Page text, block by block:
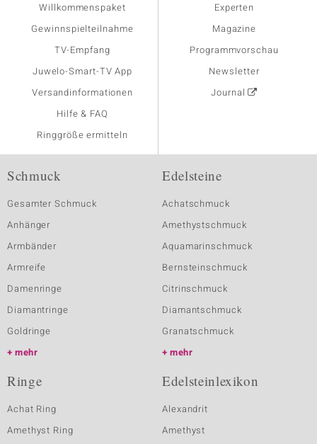
Willkommenspaket
Gewinnspielteilnahme
TV-Empfang
Juwelo-Smart-TV App
Versandinformationen
Hilfe & FAQ
Ringgröße ermitteln
Experten
Magazine
Programmvorschau
Newsletter
Journal
Schmuck
Gesamter Schmuck
Anhänger
Armbänder
Armreife
Damenringe
Diamantringe
Goldringe
mehr
Edelsteine
Achatschmuck
Amethystschmuck
Aquamarinschmuck
Bernsteinschmuck
Citrinschmuck
Diamantschmuck
Granatschmuck
mehr
Ringe
Achat Ring
Amethyst Ring
Edelsteinlexikon
Alexandrit
Amethyst